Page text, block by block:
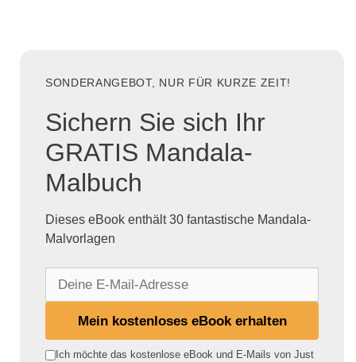
SONDERANGEBOT, NUR FÜR KURZE ZEIT!
Sichern Sie sich Ihr
GRATIS Mandala-
Malbuch
Dieses eBook enthält 30 fantastische Mandala-
Malvorlagen
e
Mein kostenloses eBook erhalten
Ich möchte das kostenlose eBook und E-Mails von Just